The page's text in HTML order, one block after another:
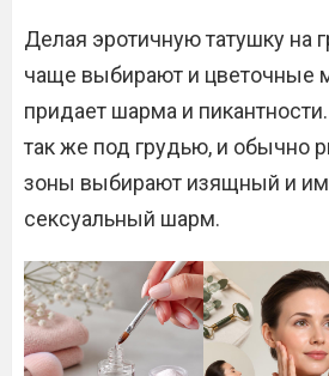
Делая эротичную татушку на
чаще выбирают и цветочные
придает шарма и
так же под грудью, и обычно
зоны выбирают изящный и
сексуальный шарм.